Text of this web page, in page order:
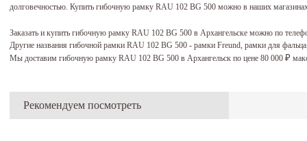
долговечностью. Купить гибочную рамку RAU 102 BG 500 можно в наших
Заказать и купить гибочную рамку RAU 102 BG 500 в Архангельске можно по
Другие названия гибочной рамки RAU 102 BG 500 - рамки Freund, рамки для
Мы доставим гибочную рамку RAU 102 BG 500 в Архангельск по цене 80 000 ₽
Рекомендуем посмотреть